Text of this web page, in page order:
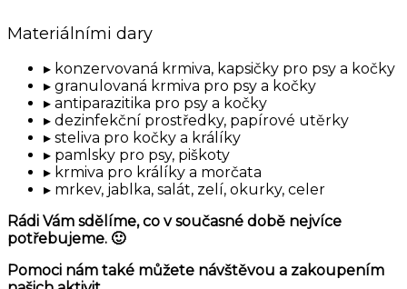
Materiálními dary
konzervovaná krmiva, kapsičky pro psy a kočky
granulovaná krmiva pro psy a kočky
antiparazitika pro psy a kočky
dezinfekční prostředky, papírové utěrky
steliva pro kočky a králíky
pamlsky pro psy, piškoty
krmiva pro králíky a morčata
mrkev, jablka, salát, zelí, okurky, celer
Rádi Vám sdělíme, co v současné době nejvíce
potřebujeme. 🙂
Pomoci nám také můžete návštěvou a zakoupením